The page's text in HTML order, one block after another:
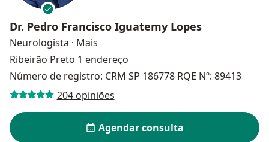
Dr. Pedro Francisco Iguatemy Lopes
Neurologista · Mais
Ribeirão Preto 1 endereço
Número de registro: CRM SP 186778 RQE Nº: 89413
204 opiniões
Agendar consulta